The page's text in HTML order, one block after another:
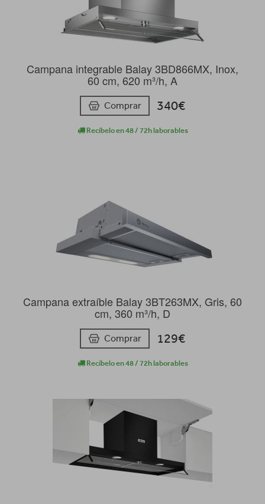
Campana integrable Balay 3BD866MX, Inox,
60 cm, 620 m³/h, A
Comprar 340€
Recíbelo en 48 / 72h laborables
Campana extraíble Balay 3BT263MX, Gris, 60
cm, 360 m³/h, D
Comprar 129€
Recíbelo en 48 / 72h laborables